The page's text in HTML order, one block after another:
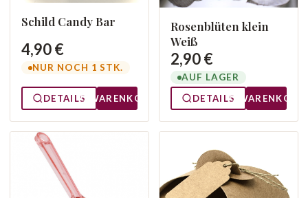
Schild Candy Bar
4,90 €
NUR NOCH 1 STK.
DETAILS WARENKORB
Rosenblüten klein
Weiß
2,90 €
AUF LAGER
DETAILS
WARENKORB